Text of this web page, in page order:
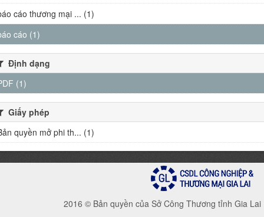
cáo thương mại ... (1)
cáo (1)
Định dạng
(1)
Giấy phép
quyền mở phi th... (1)
2016 © Bản quyền của Sở Công Thương tỉnh Gia Lai